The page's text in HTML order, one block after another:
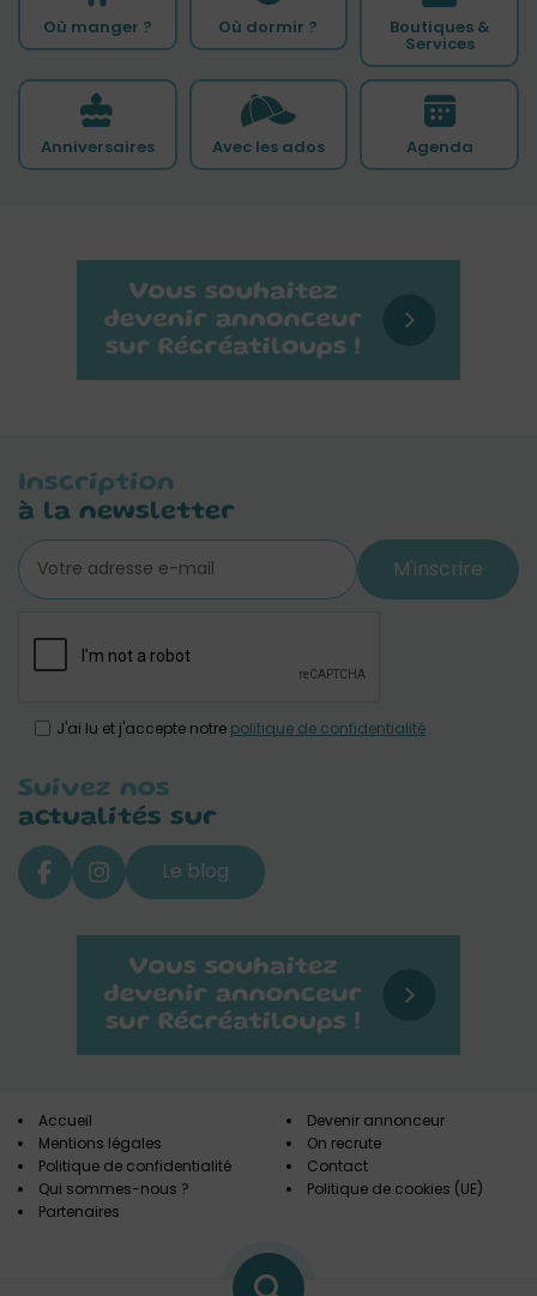
Où manger ? Où dormir ? Boutiques &
Services
Anniversaires Avec les ados Agenda
Inscription
à la newsletter
M'inscrire
J'ai lu et j'accepte notre politique de confidentialité
Suivez nos
actualités sur
Le blog
Accueil
Mentions légales
Politique de confidentialité
Qui sommes-nous ?
Partenaires
Devenir annonceur
On recrute
Contact
Politique de cookies (UE)